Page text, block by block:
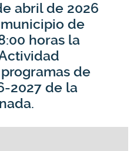
abril de 2026
de
horas la
de
2027 de la